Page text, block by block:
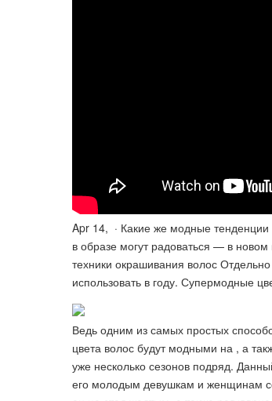
Apr 14, · Какие же модные тенденции
в образе могут радоваться — в
техники окрашивания волос
использовать в году. Супермодные
Ведь одним из самых простых
цвета волос будут модными на , а
уже несколько сезонов подряд.
его молодым девушкам и женщинам